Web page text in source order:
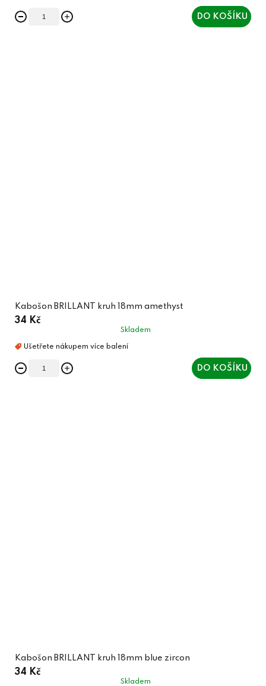
DO KOŠÍKU
Kabošon BRILLANT kruh 18mm amethyst
34 Kč
Skladem
DO KOŠÍKU
Kabošon BRILLANT kruh 18mm blue zircon
34 Kč
Skladem